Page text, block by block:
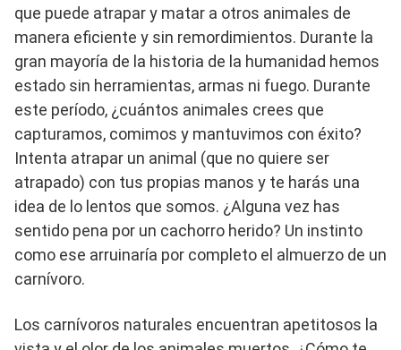
que puede atrapar y matar a otros animales de
manera eficiente y sin remordimientos. Durante la
gran mayoría de la historia de la humanidad hemos
estado sin herramientas, armas ni fuego. Durante
este período, ¿cuántos animales crees que
capturamos, comimos y mantuvimos con éxito?
Intenta atrapar un animal (que no quiere ser
atrapado) con tus propias manos y te harás una
idea de lo lentos que somos. ¿Alguna vez has
sentido pena por un cachorro herido? Un instinto
como ese arruinaría por completo el almuerzo de un
carnívoro.
Los carnívoros naturales encuentran apetitosos la